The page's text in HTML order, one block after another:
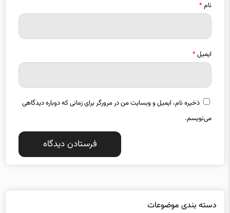
نام*
ایمیل*
ذخیره نام، ایمیل و وبسایت من در مرورگر برای زمانی که دوباره دیدگاهی
می‌نویسم.
دسته بندی موضوعات